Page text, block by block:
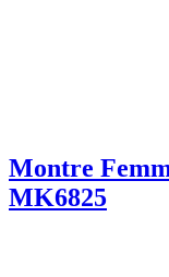
Montre
MK6825